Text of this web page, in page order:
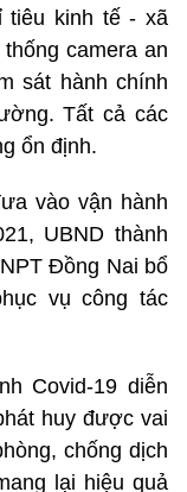
tiêu kinh tế - xã
camera an
sát hành chính
Tất cả các
ổn định.
vào vận hành
UBND thành
Đồng Nai bổ
vụ công tác
Covid-19 diễn
huy được vai
chống dịch
lại hiệu quả